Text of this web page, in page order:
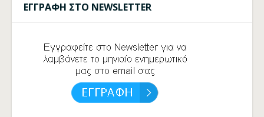
ΕΓΓΡΑΦΗ ΣΤΟ NEWSLETTER